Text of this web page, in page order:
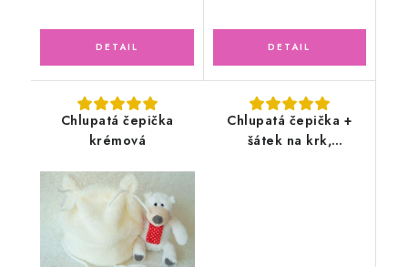
Chlupatá čepička
krémová
Chlupatá čepička +
šátek na krk,